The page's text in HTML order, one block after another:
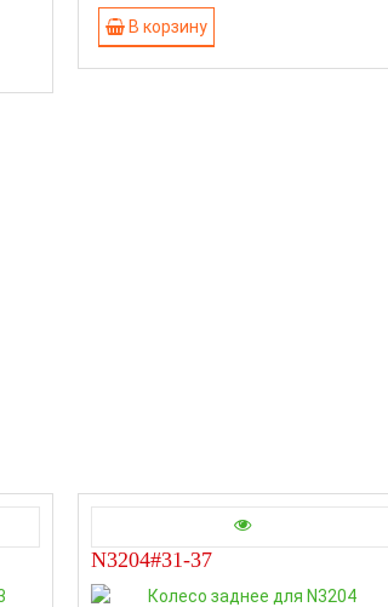
В корзину
N3204#31-37